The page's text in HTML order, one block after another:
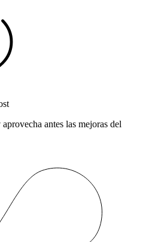
antes las mejoras del